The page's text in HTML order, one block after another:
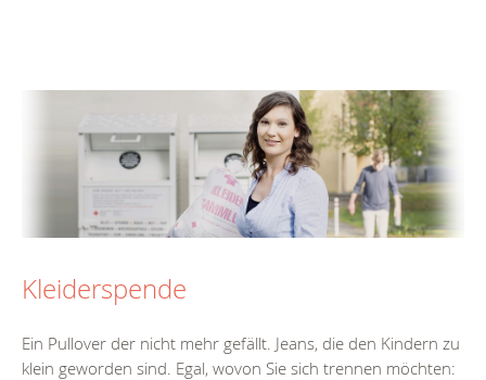
Kleiderspende
Ein Pullover der nicht mehr gefällt. Jeans, die den Kindern zu
klein geworden sind. Egal, wovon Sie sich trennen möchten: